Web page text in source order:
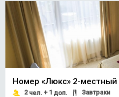
Номер «Люкс» 2-
2чел. + 1 доп.
Завтраки